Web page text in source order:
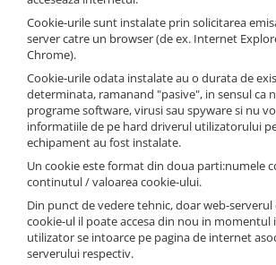
Cookie-urile sunt instalate prin solicitarea
server catre un browser (de ex. Internet
Chrome).
Cookie-urile odata instalate au o durata de
determinata, ramanand "pasive", in sensul ca
programe software, virusi sau spyware si nu
informatiile de pe hard driverul utilizatorului
echipament au fost instalate.
Un cookie este format din doua parti:numele
continutul / valoarea cookie-ului.
Din punct de vedere tehnic, doar web-serverul
cookie-ul il poate accesa din nou in momentul
utilizator se intoarce pe pagina de internet
serverului respectiv.